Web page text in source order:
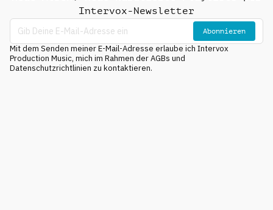
Intervox-Newsletter
Abonnieren
Mit dem Senden meiner E-Mail-Adresse erlaube ich Intervox
Production Music, mich im Rahmen der AGBs und
Datenschutzrichtlinien zu kontaktieren.